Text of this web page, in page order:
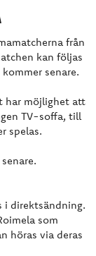
från
kan följas
senare.
har möjlighet att
TV-soffa, till
spelas.
i direktsändning.
som
höras via deras